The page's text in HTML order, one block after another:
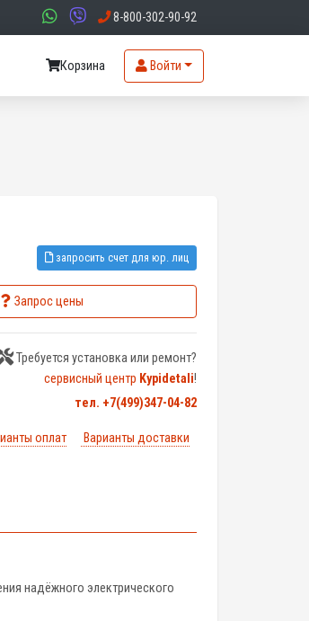
8-800-302-90-92
Корзина Войти
запросить счет для юр. лиц
Запрос цены
Требуется установка или ремонт?
сервисный центр Kypidetali!
тел. +7(499)347-04-82
оплат Варианты доставки
надёжного электрического